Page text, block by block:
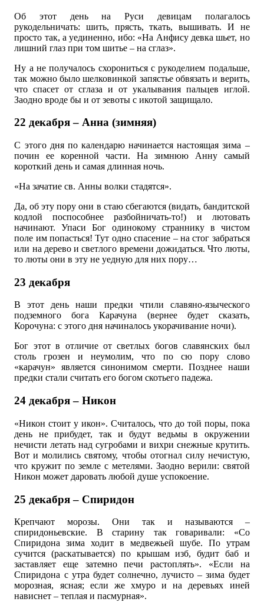
Об этот день на Руси девицам полагалось
рукодельничать: шить, прясть, ткать, вышивать. И не
просто так, а уединенно, ибо: «На Анфису девка шьет, но
лишний глаз при том шитье – на сглаз».
Ну а не получалось схорониться с рукоделием подальше,
так можно было шелковинкой запястье обвязать и верить,
что спасет от сглаза и от укалывания пальцев иглой.
Заодно вроде бы и от зевоты с икотой защищало.
22 декабря – Анна (зимняя)
С этого дня по календарю начинается настоящая зима –
почин ее коренной части. На зимнюю Анну самый
короткий день и самая длинная ночь.
«На зачатие св. Анны волки стадятся».
Да, об эту пору они в стаю сбегаются (видать, бандитской
кодлой поспособнее разбойничать-то!) и лютовать
начинают. Упаси Бог одинокому страннику в чистом
поле им попасться! Тут одно спасение – на стог забраться
или на дерево и светлого времени дожидаться. Что люты,
то люты они в эту не уедную для них пору…
23 декабря
В этот день наши предки чтили славяно-языческого
подземного бога Карачуна (вернее будет сказать,
Корочуна: с этого дня начиналось укорачивание ночи).
Бог этот в отличие от светлых богов славянских был
столь грозен и неумолим, что по сю пору слово
«карачун» является синонимом смерти. Позднее наши
предки стали считать его богом скотьего падежа.
24 декабря – Никон
«Никон стоит у икон». Считалось, что до той поры, пока
день не прибудет, так и будут ведьмы в окружении
нечисти летать над сугробами и вихри снежные крутить.
Вот и молились святому, чтобы отогнал силу нечистую,
что кружит по земле с метелями. Заодно верили: святой
Никон может даровать любой душе успокоение.
25 декабря – Спиридон
Крепчают морозы. Они так и называются –
спиридоньевские. В старину так говаривали: «Со
Спиридона зима ходит в медвежьей шубе. По утрам
сучится (раскатывается) по крышам изб, будит баб и
заставляет еще затемно печи растоплять». «Если на
Спиридона с утра будет солнечно, лучисто – зима будет
морозная, ясная; если же хмуро и на деревьях иней
нависнет – теплая и пасмурная».